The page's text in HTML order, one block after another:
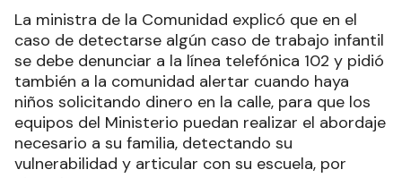
La ministra de la Comunidad explicó que en el
caso de detectarse algún caso de trabajo infantil
se debe denunciar a la línea telefónica 102 y pidió
también a la comunidad alertar cuando haya
niños solicitando dinero en la calle, para que los
equipos del Ministerio puedan realizar el abordaje
necesario a su familia, detectando su
vulnerabilidad y articular con su escuela, por